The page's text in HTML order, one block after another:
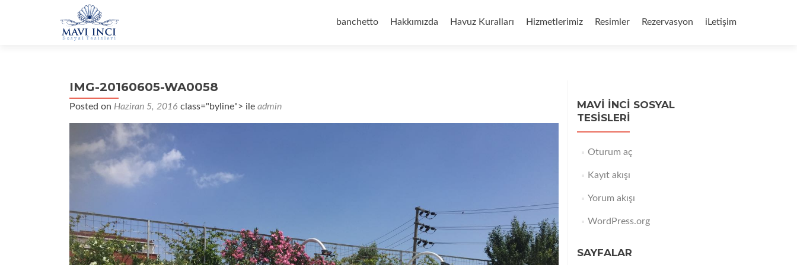
geç
banchetto Hakkımızda Havuz Kuralları Hizmetlerimiz Resimler Rezervasyon iLetişim
IMG-20160605-WA0058
Posted on Haziran 5, 2016 class="byline"> ile admin
MAVI İNCI SOSYAL
TESISLERI
Oturum aç
Kayıt akışı
Yorum akışı
WordPress.org
SAYFALAR